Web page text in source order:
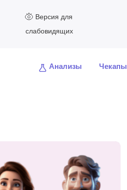
Версия для
слабовидящих
Анализы Чекапы